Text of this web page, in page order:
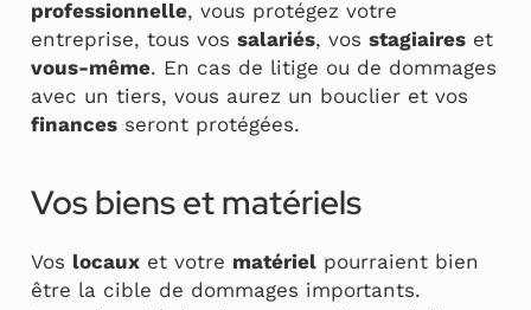
professionnelle, vous protégez votre
entreprise, tous vos salariés, vos stagiaires et
vous-même. En cas de litige ou de dommages
avec un tiers, vous aurez un bouclier et vos
finances seront protégées.
Vos biens et matériels
Vos locaux et votre matériel pourraient bien
être la cible de dommages importants.